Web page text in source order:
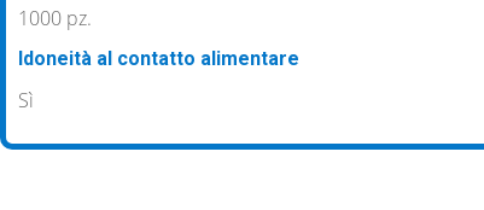
1000 pz.
Idoneità al contatto alimentare
Sì